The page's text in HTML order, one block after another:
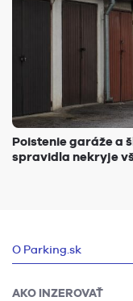
Poistenie garáže a
spravidla nekryje
O Parking.sk
AKO INZEROVAŤ